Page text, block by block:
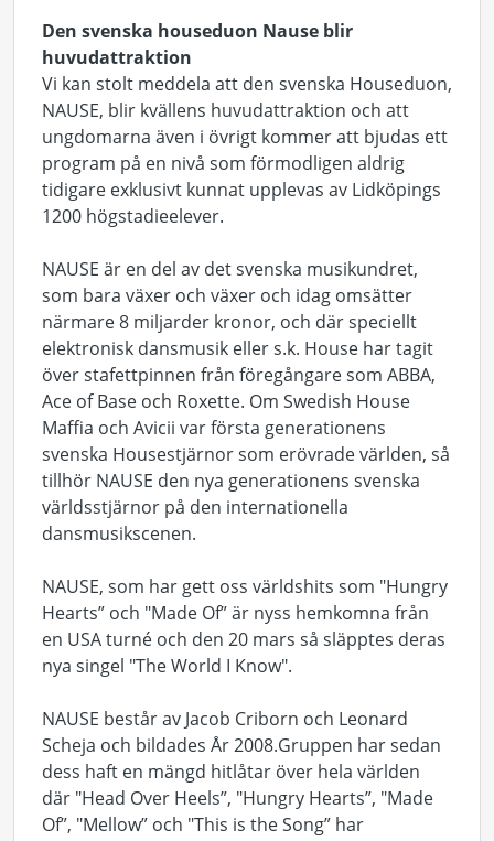
Den svenska houseduon Nause blir
huvudattraktion
Vi kan stolt meddela att den svenska Houseduon,
NAUSE, blir kvällens huvudattraktion och att
ungdomarna även i övrigt kommer att bjudas ett
program på en nivå som förmodligen aldrig
tidigare exklusivt kunnat upplevas av Lidköpings
1200 högstadieelever.
NAUSE är en del av det svenska musikundret,
som bara växer och växer och idag omsätter
närmare 8 miljarder kronor, och där speciellt
elektronisk dansmusik eller s.k. House har tagit
över stafettpinnen från föregångare som ABBA,
Ace of Base och Roxette. Om Swedish House
Maffia och Avicii var första generationens
svenska Housestjärnor som erövrade världen, så
tillhör NAUSE den nya generationens svenska
världsstjärnor på den internationella
dansmusikscenen.
NAUSE, som har gett oss världshits som "Hungry
Hearts” och "Made Of” är nyss hemkomna från
en USA turné och den 20 mars så släpptes deras
nya singel "The World I Know".
NAUSE består av Jacob Criborn och Leonard
Scheja och bildades År 2008.Gruppen har sedan
dess haft en mängd hitlåtar över hela världen
där "Head Over Heels”, "Hungry Hearts”, "Made
Of”, "Mellow” och "This is the Song” har